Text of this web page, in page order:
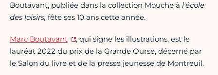
Boutavant, publiée dans la collection Mouche à l'école
des loisirs, fête ses 10 ans cette année.
Marc Boutavant
, qui signe les illustrations, est le
lauréat 2022 du prix de la Grande Ourse, décerné par
le Salon du livre et de la presse jeunesse de Montreuil.